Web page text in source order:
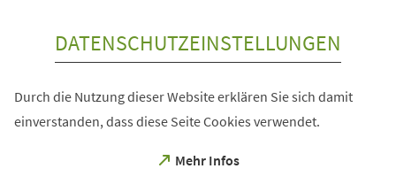
DATENSCHUTZEINSTELLUNGEN
Durch die Nutzung dieser Website erklären Sie sich damit
einverstanden, dass diese Seite Cookies verwendet.
Mehr Infos
(Öffnet